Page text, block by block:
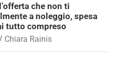
che non ti
a noleggio, spesa
tutto compreso
Chiara Rainis